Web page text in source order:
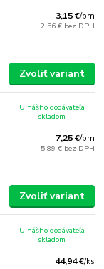
3,15 €/bm
2,56 € bez DPH
Zvoliť variant
7,25 €/bm
5,89 € bez DPH
U nášho dodávateľa
skladom
Zvoliť variant
44,94 €/ks
U nášho dodávateľa
skladom